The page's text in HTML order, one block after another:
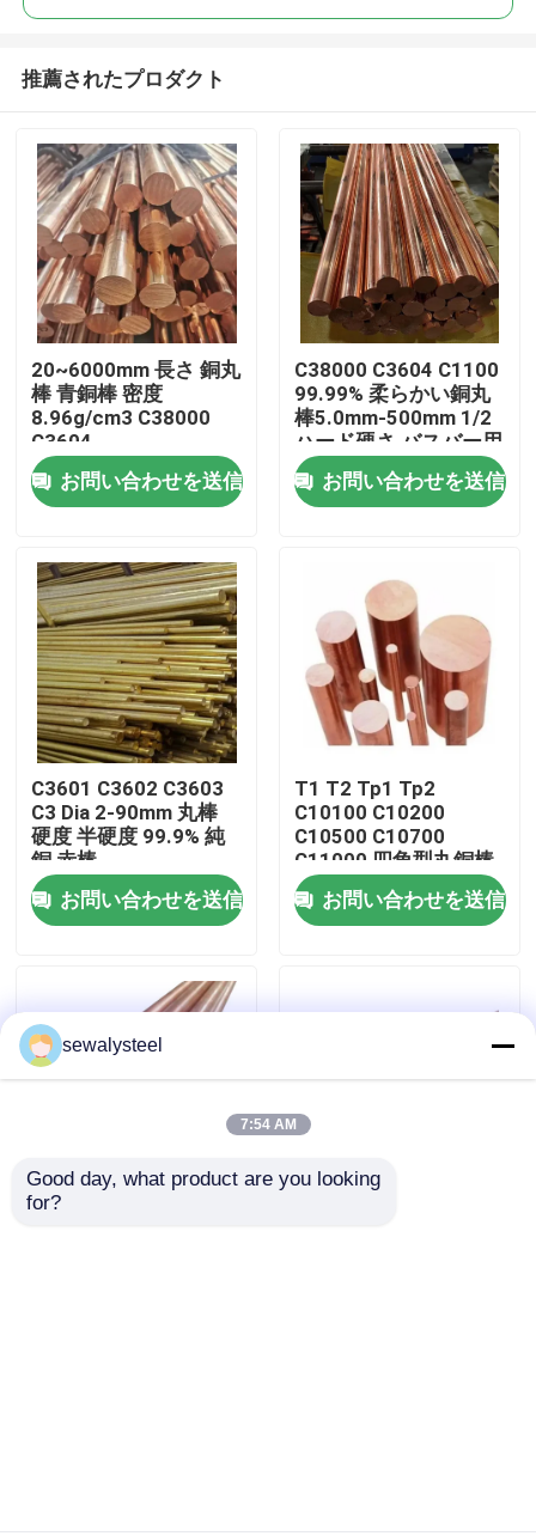
ホーム
製品
ビデオ
会社案内
品質管理
お問い合わせ
ニュース
すべての場合
ステンレス鋼板
ステンレス鋼のコイル
推薦されたプロダクト
20~6000mm 長さ 銅丸
棒 青銅棒 密度
8.96g/cm3 C38000
C3604
お問い合わせを送信
C38000 C3604 C1100
99.99% 柔らかい銅丸
棒5.0mm-500mm 1/2
ハード硬さ バスバー用
お問い合わせを送信
C3601 C3602 C3603
C3 Dia 2-90mm 丸棒
硬度 半硬度 99.9% 純
銅 赤棒
お問い合わせを送信
T1 T2 Tp1 Tp2
C10100 C10200
C10500 C10700
C11000 四角型丸銅棒
純銅丸棒
お問い合わせを送信
純度C99.99% 銅丸棒
sewalysteel
7:54 AM
Good day, what product are you looking
for?